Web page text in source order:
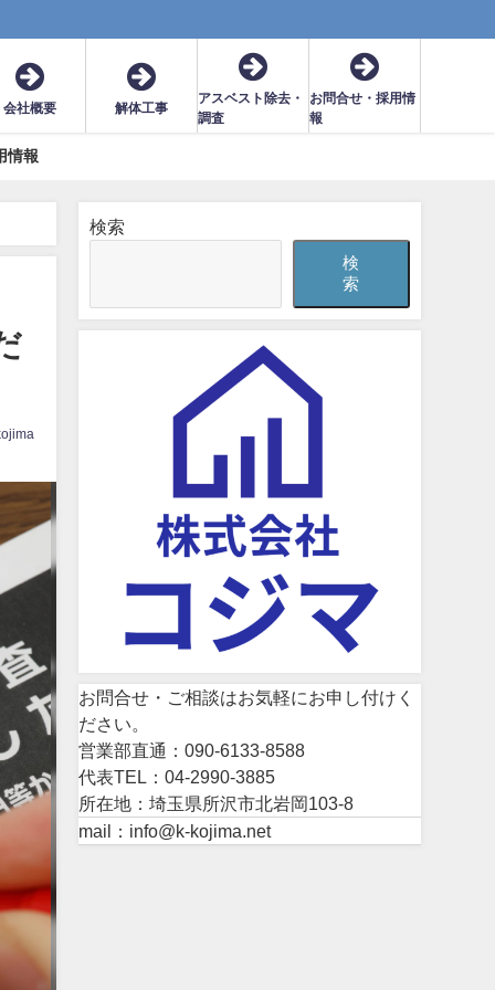
会社概要 解体工事
アスベスト除去・
調査
お問合せ・採用情
報
情報
検索
検
索
お問合せ・ご相談はお気軽にお申し付けく
ださい。
営業部直通：090-6133-8588
代表TEL：04-2990-3885
所在地：埼玉県所沢市北岩岡103-8
mail：info@k-kojima.net